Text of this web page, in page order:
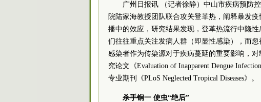
广州日报讯 （记者徐静）中山市疾病预防
院陆家海教授团队联合攻关登革热，阐释暴发
播中的效应，研究结果发现，登革热流行中隐
们往往重点关注发病人群（即显性感染），而
感染者作为传染源对于疾病蔓延的重要影响，
究论文《Evaluation of Inapparent Dengue
专业期刊《PLoS Neglected Tropical Diseases》。
杀手锏一 使虫“绝后”